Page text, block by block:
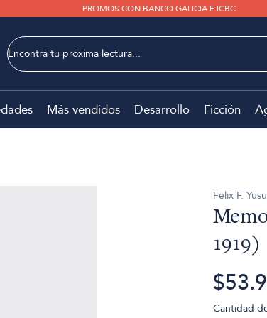
PROMOS CON BANCO GALICIA E ICBC
Más vendidos Desarrollo Ficción
Felix F.
1919)
Cantidad